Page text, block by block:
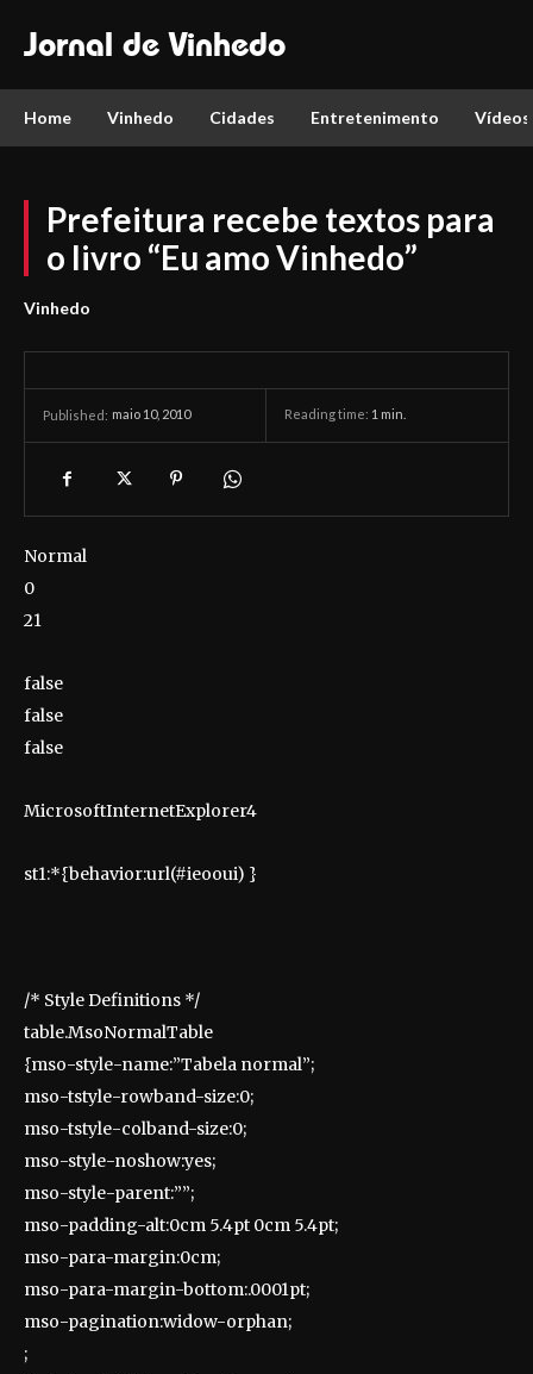
Jornal de Vinhedo
Home Vinhedo Cidades Entretenimento Vídeos
Prefeitura recebe textos para
o livro “Eu amo Vinhedo”
Vinhedo
Published: maio 10, 2010 Reading time: 1 min.
Normal
0
21
false
false
false
MicrosoftInternetExplorer4
st1:*{behavior:url(#ieooui) }
/* Style Definitions */
table.MsoNormalTable
{mso-style-name:”Tabela normal”;
mso-tstyle-rowband-size:0;
mso-tstyle-colband-size:0;
mso-style-noshow:yes;
mso-style-parent:””;
mso-padding-alt:0cm 5.4pt 0cm 5.4pt;
mso-para-margin:0cm;
mso-para-margin-bottom:.0001pt;
mso-pagination:widow-orphan;
;